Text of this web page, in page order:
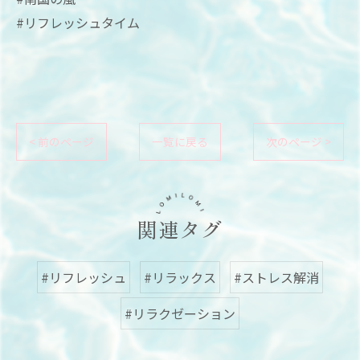
#リフレッシュタイム
< 前のページ 一覧に戻る 次のページ >
関連タグ
#リフレッシュ #リラックス
#ストレス解消
#リラクゼーション